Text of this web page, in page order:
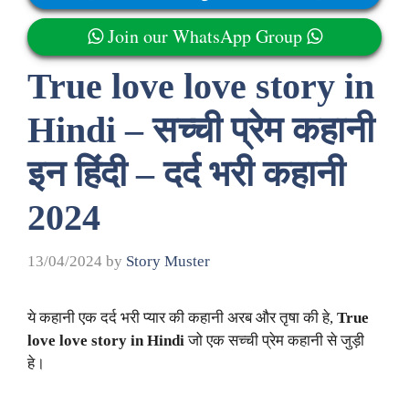
Join our WhatsApp Group
True love love story in
Hindi – सच्ची प्रेम कहानी
इन हिंदी – दर्द भरी कहानी
2024
13/04/2024 by Story Muster
ये कहानी एक दर्द भरी प्यार की कहानी अरब और तृषा की हे, True
love love story in Hindiजो एक सच्ची प्रेम कहानी से जुड़ी
हे।